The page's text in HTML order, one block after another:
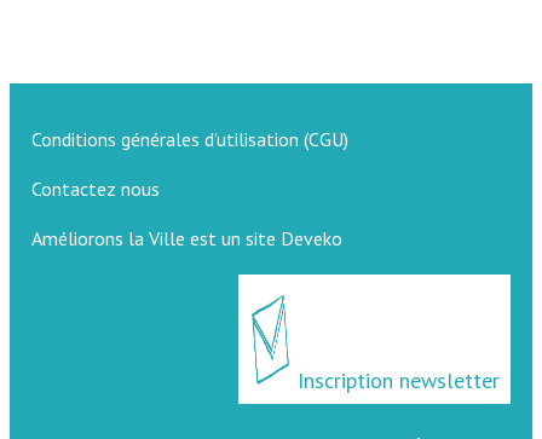
Conditions générales d’utilisation (CGU)
Contactez nous
Améliorons la Ville est un site Deveko
Inscription newsletter